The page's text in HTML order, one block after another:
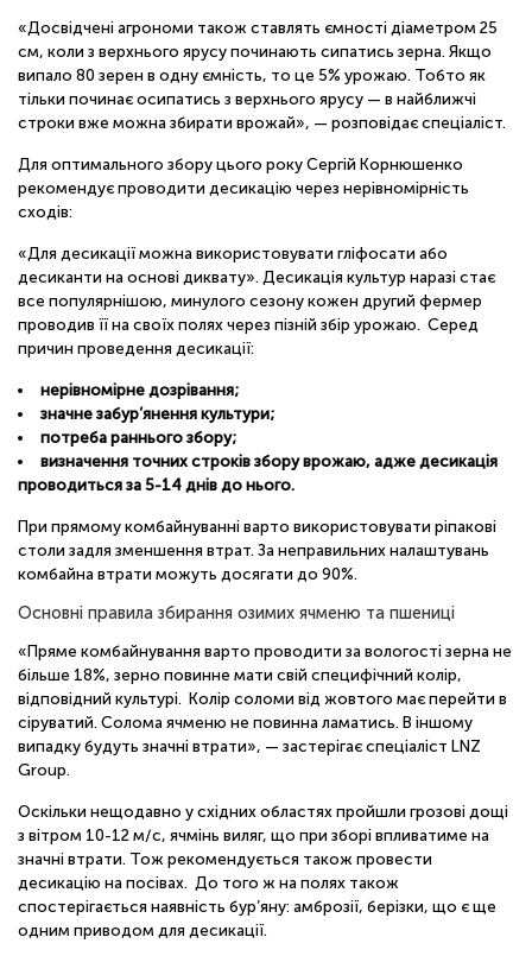
«Досвідчені агрономи також ставлять ємності діаметром 25
см, коли з верхнього ярусу починають сипатись зерна. Якщо
випало 80 зерен в одну ємність, то це 5% урожаю. Тобто як
тільки починає осипатись з верхнього ярусу — в найближчі
строки вже можна збирати врожай», — розповідає спеціаліст.
Для оптимального збору цього року Сергій Корнюшенко
рекомендує проводити десикацію через нерівномірність
сходів:
«Для десикації можна використовувати гліфосати або
десиканти на основі диквату». Десикація культур наразі стає
все популярнішою, минулого сезону кожен другий фермер
проводив її на своїх полях через пізній збір урожаю. Серед
причин проведення десикації:
нерівномірне дозрівання;
значне забур’янення культури;
потреба раннього збору;
визначення точних строків збору врожаю, адже десикація
проводиться за 5-14 днів до нього.
При прямому комбайнуванні варто використовувати ріпакові
столи задля зменшення втрат. За неправильних налаштувань
комбайна втрати можуть досягати до 90%.
Основні правила збирання озимих ячменю та пшениці
«Пряме комбайнування варто проводити за вологості зерна не
більше 18%, зерно повинне мати свій специфічний колір,
відповідний культурі. Колір соломи від жовтого має перейти в
сіруватий. Солома ячменю не повинна ламатись. В іншому
випадку будуть значні втрати», — застерігає спеціаліст LNZ
Group.
Оскільки нещодавно у східних областях пройшли грозові дощі
з вітром 10-12 м/с, ячмінь виляг, що при зборі впливатиме на
значні втрати. Тож рекомендується також провести
десикацію на посівах. До того ж на полях також
спостерігається наявність бур’яну: амброзії, берізки, що є ще
одним приводом для десикації.